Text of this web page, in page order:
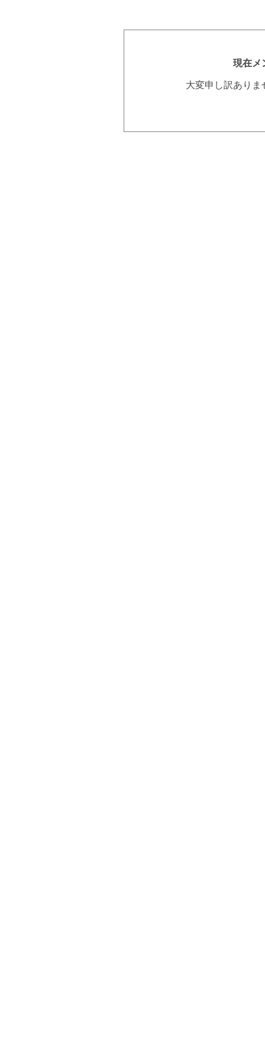
現在メ
大変申し訳あり